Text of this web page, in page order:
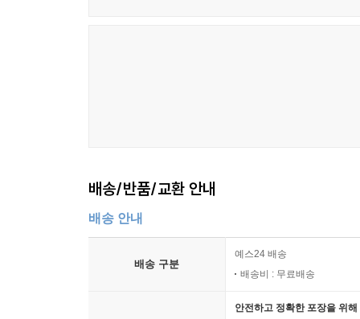
배송/반품/교환 안내
배송 안내
배송 구분
예스24 배송
배송비 : 무료배송
안전하고 정확한 포장을 위